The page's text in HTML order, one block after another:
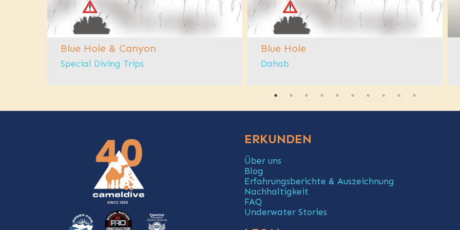
Blue Hole & Canyon
Special Diving Trips
Blue Hole
Dahab
ERKUNDEN
Über uns
Blog
Erfahrungsberichte & Auszeichnung
Nachhaltigkeit
FAQ
Underwater Stories